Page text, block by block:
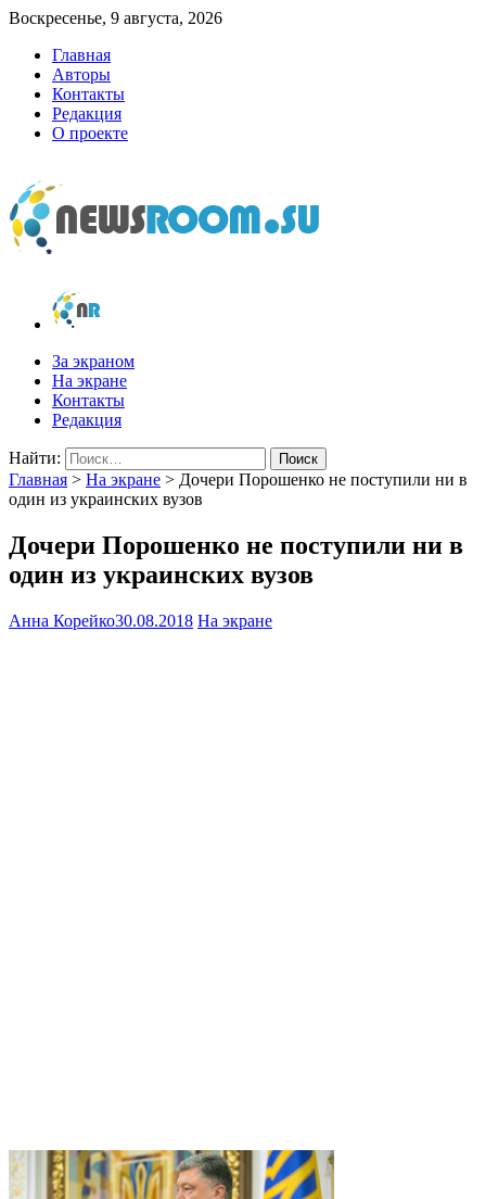
Воскресенье, 9 августа, 2026
Главная
Авторы
Контакты
Редакция
О проекте
newsroom.su
Новости о новостях
За экраном
На экране
Контакты
Редакция
Найти:
Главная > На экране > Дочери Порошенко не поступили ни в
один из украинских вузов
Дочери Порошенко не поступили ни в
один из украинских вузов
Анна Корейко30.08.2018 На экране